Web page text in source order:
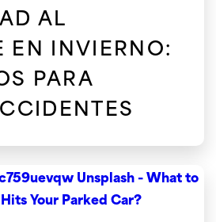
AL
EN INVIERNO:
PARA